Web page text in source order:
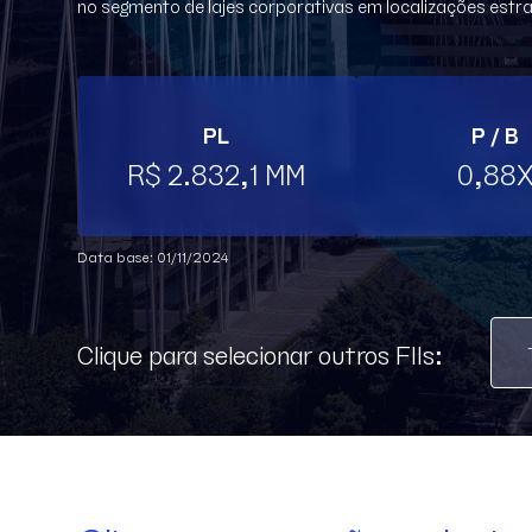
PL
R$ 2.832,1 MM
P / B
0,88X
Data base: 01/11/2024
Clique para selecionar outros FIIs: